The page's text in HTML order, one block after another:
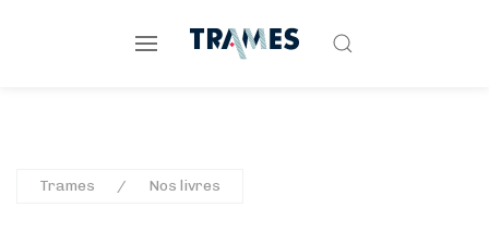
Trames Nos livres